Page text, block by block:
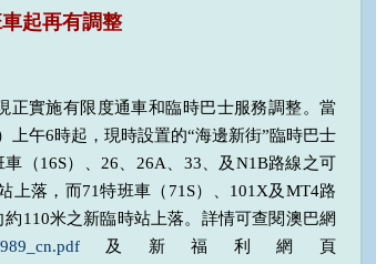
起再有調整
正實施有限度通車和臨時巴士服務調整。當
上午6時起，現時設置的“海邊新街”臨時巴士
（16S）、26、26A、33、及N1B路線之可
上落，而71特班車（71S）、101X及MT4路
110米之新臨時站上落。詳情可查閱澳巴網
及新福利網頁